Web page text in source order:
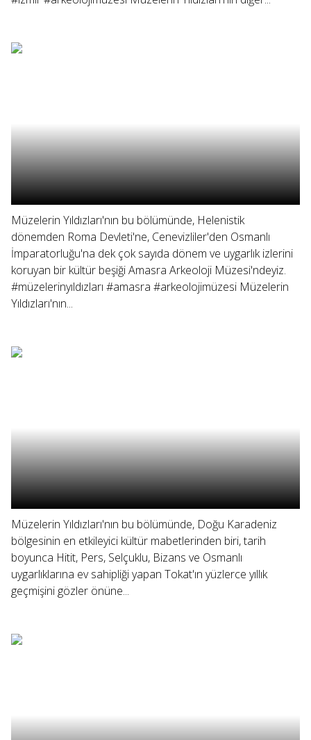
Müzelerin Yıldızları'nın bu bölümünde, Helenistik
dönemden Roma Devleti'ne, Cenevizliler'den Osmanlı
İmparatorluğu'na dek çok sayıda dönem ve uygarlık izlerini
koruyan bir kültür beşiği Amasra Arkeoloji Müzesi'ndeyiz.
#müzelerinyıldızları #amasra #arkeolojimüzesi Müzelerin
Yıldızları'nın...
Müzelerin Yıldızları'nın bu bölümünde, Doğu Karadeniz
bölgesinin en etkileyici kültür mabetlerinden biri, tarih
boyunca Hitit, Pers, Selçuklu, Bizans ve Osmanlı
uygarlıklarına ev sahipliği yapan Tokat'ın yüzlerce yıllık
geçmişini gözler önüne...